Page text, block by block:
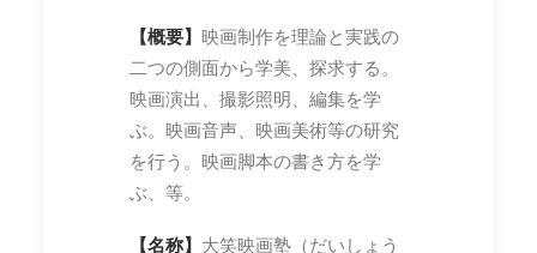
【概要】 映画制作を理論と実践の
二つの側面から学美、探求する。
映画演出、撮影照明、編集を学
ぶ。映画音声、映画美術等の研究
を行う。映画脚本の書き方を学
ぶ、等。
【名称】 大笑映画塾（だいしょう